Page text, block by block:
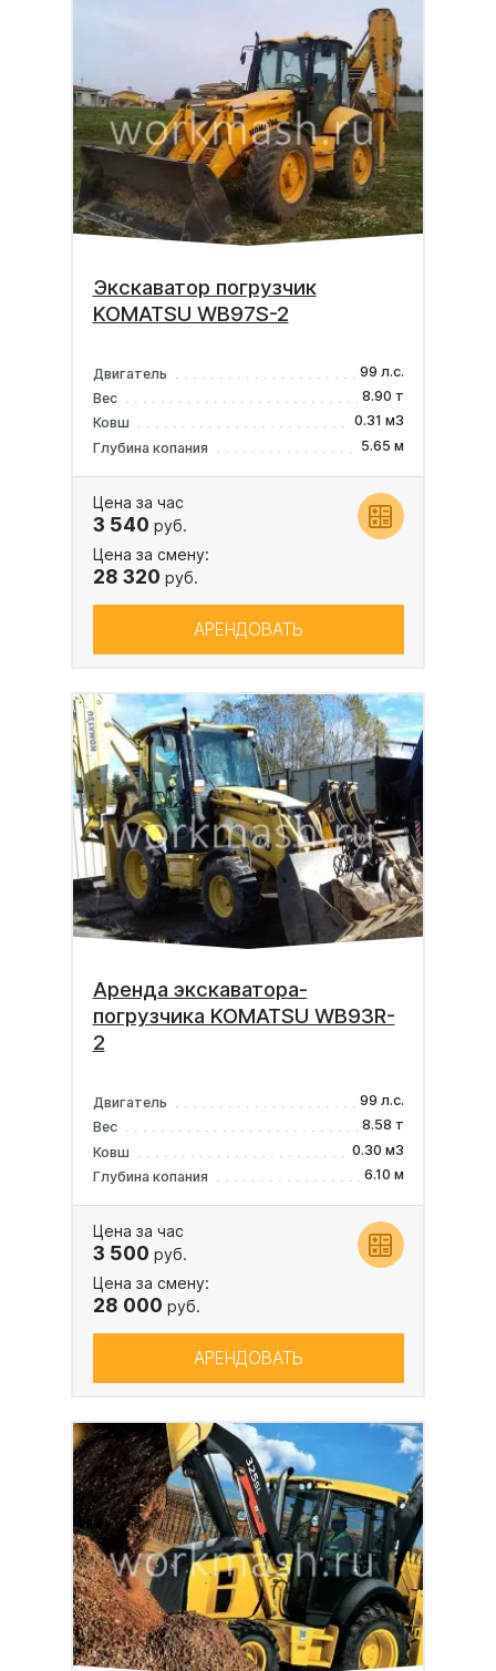
Экскаватор погрузчик
KOMATSU WB97S-2
Двигатель
99 л.с.
Вес
8.90 т
Ковш
0.31 м3
Глубина копания
5.65 м
Цена за час
3 540 руб.
Цена за смену:
28 320 руб.
АРЕНДОВАТЬ
Аренда экскаватора-
погрузчика KOMATSU WB93R-
2
Двигатель
99 л.с.
Вес
8.58 т
Ковш
0.30 м3
Глубина копания
6.10 м
Цена за час
3 500 руб.
Цена за смену:
28 000 руб.
АРЕНДОВАТЬ